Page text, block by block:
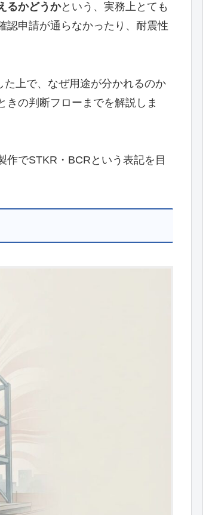
るかどうかという、実務上とても
認申請が通らなかったり、耐震性
上で、なぜ用途が分かれるのか
きの判断フローまでを解説しま
でSTKR・BCRという表記を目